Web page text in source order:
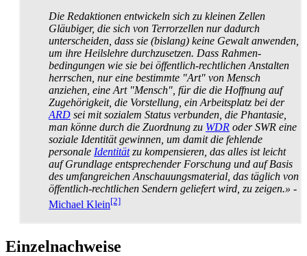
Die Redaktionen entwickeln sich zu kleinen Zellen
Gläubiger, die sich von Terrorzellen nur dadurch
unterscheiden, dass sie (bislang) keine Gewalt anwenden,
um ihre Heilslehre durchzusetzen. Dass Rahmen­
bedingungen wie sie bei öffentlich-rechtlichen Anstalten
herrschen, nur eine bestimmte "Art" von Mensch
anziehen, eine Art "Mensch", für die die Hoffnung auf
Zugehörigkeit, die Vorstellung, ein Arbeitsplatz bei der
ARD sei mit sozialem Status verbunden, die Phantasie,
man könne durch die Zuordnung zu WDR oder SWR eine
soziale Identität gewinnen, um damit die fehlende
personale Identitätzu kompensieren, das alles ist leicht
auf Grundlage entsprechender Forschung und auf Basis
des umfangreichen Anschauungs­material, das täglich von
öffentlich-rechtlichen Sendern geliefert wird, zu zeigen.» -
Michael Klein[2]
Einzelnachweise